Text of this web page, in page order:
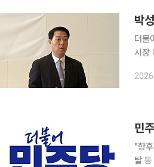
박
더불
시장
민
"향
탈 등 강력한